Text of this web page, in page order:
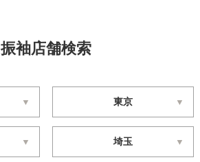
振袖店舗検索
東京
埼玉